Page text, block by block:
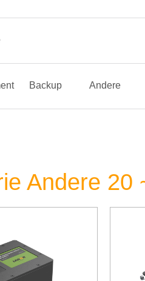
Backup Andere
Andere 20